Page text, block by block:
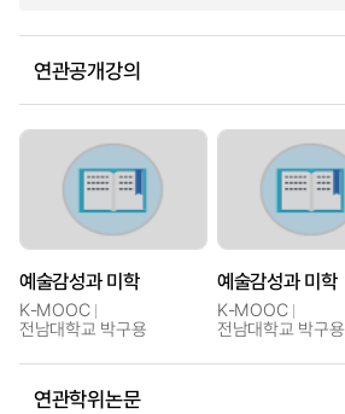
연관공개강의
예술감성과 미학
K-MOOC
전남대학교 박구용
예술감성과 미학
K-MOOC
전남대학교 박구용
연관학위논문